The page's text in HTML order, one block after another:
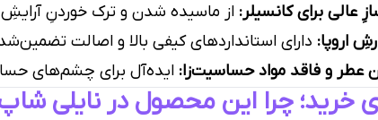
عالی برای کانسیلر: از ماسیده شدن و ترک خوردنِ
اروپا: دارای استانداردهای کیفی بالا و اصالت
عطر و فاقد مواد حساسیت‌زا: ایده‌آل برای چشم‌های
خرید؛ چرا این محصول در نایلی